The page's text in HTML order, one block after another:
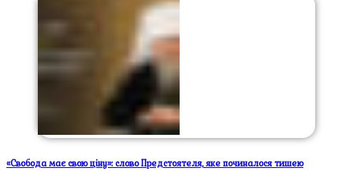
«Свобода має свою ціну»: слово Предстоятеля, яке починалося тишею